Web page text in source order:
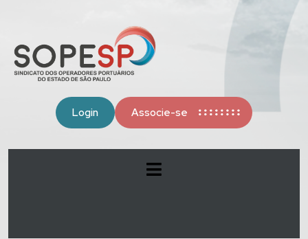
Login Associe-se